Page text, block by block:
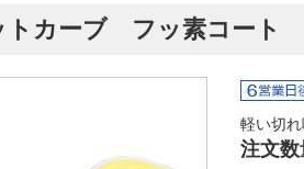
トカーブ フッ素コー
軽い切
注文数